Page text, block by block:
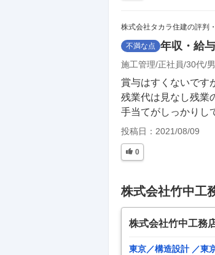
株式会社タカラ住建の評判
不満な点 年収・給
施工管理 正社員 30代
賞与はすくないです
残業代は見なし残業
手当てがしっかりし
投稿日： 2021/08/09
0
株式会社竹中工
株式会社竹中工務
東京／構造設計 ／東